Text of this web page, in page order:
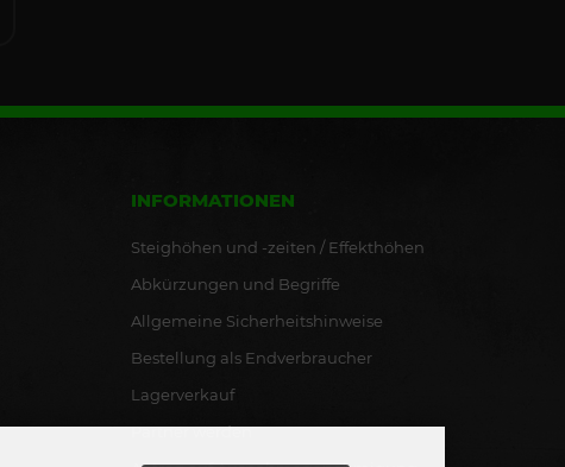
INFORMATIONEN
Steighöhen und -zeiten / Effekthöhen
Abkürzungen und Begriffe
Allgemeine Sicherheitshinweise
Bestellung als Endverbraucher
Lagerverkauf
Partner werden